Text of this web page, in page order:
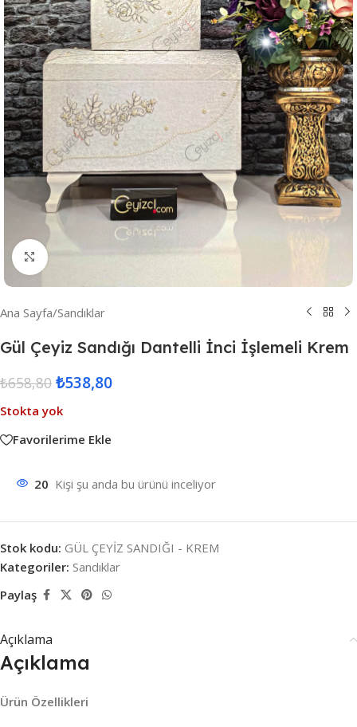
Resmi Büyüt
Ana Sayfa/Sandıklar
Gül Çeyiz Sandığı Dantelli İnci İşlemeli Krem
₺658,80 ₺538,80
Stokta yok
Favorilerime Ekle
20 Kişi şu anda bu ürünü inceliyor
Stok kodu: GÜL ÇEYİZ SANDIĞI - KREM
Kategoriler: Sandıklar
Paylaş
Açıklama
Açıklama
Ürün Özellikleri